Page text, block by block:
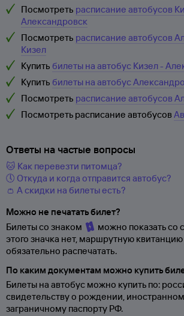
Посмотреть расписание автобусов
Александровск
Посмотреть расписание автобусов
Кизел
Купить билеты на автобус Кизел -
Купить билеты на автобус
Посмотреть расписание автобусов
Посмотреть расписание автобусов
Ответы на частые вопросы
🐱 Как перевезти питомца?
🕔 Откуда и когда отправится автобус?
👛 А скидки на билеты есть?
Можно не печатать билет?
Билеты со знаком
можно показать со
этого значка нет, маршрутную
обязательно распечатать.
По каким документам можно купить
Билеты на автобус можно купить по:
свидетельству о рождении,
заграничному паспорту РФ.